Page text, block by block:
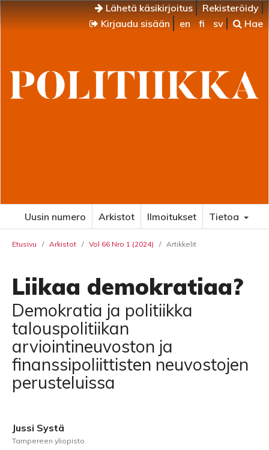
Lähetä käsikirjoitus
Rekisteröidy
Kirjaudu sisään
en fi sv Hae
Uusin numero Arkistot Ilmoitukset Tietoa
Etusivu / Arkistot / Vol 66 Nro 1 (2024) / Artikkelit
Liikaa demokratiaa?
Demokratia ja politiikka
talouspolitiikan
arviointineuvoston ja
finanssipoliittisten neuvostojen
perusteluissa
Jussi Systä
Tampereen yliopisto